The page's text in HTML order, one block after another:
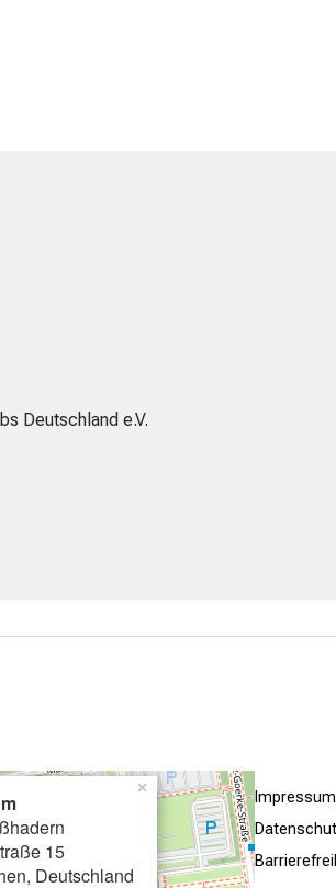
Deutschland e.V.
15
Deutschland
×
Impressum